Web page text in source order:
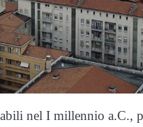
nel I millennio a.C.,